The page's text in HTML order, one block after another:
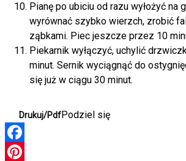
Pianę po ubiciu od razu wyłożyć na
wyrównać szybko wierzch, zrobić
ząbkami. Piec jeszcze przez 10
Piekarnik wyłączyć, uchylić
minut. Sernik wyciągnąć do
się już w ciągu 30 minut.
Drukuj/PdfPodziel się
Facebook